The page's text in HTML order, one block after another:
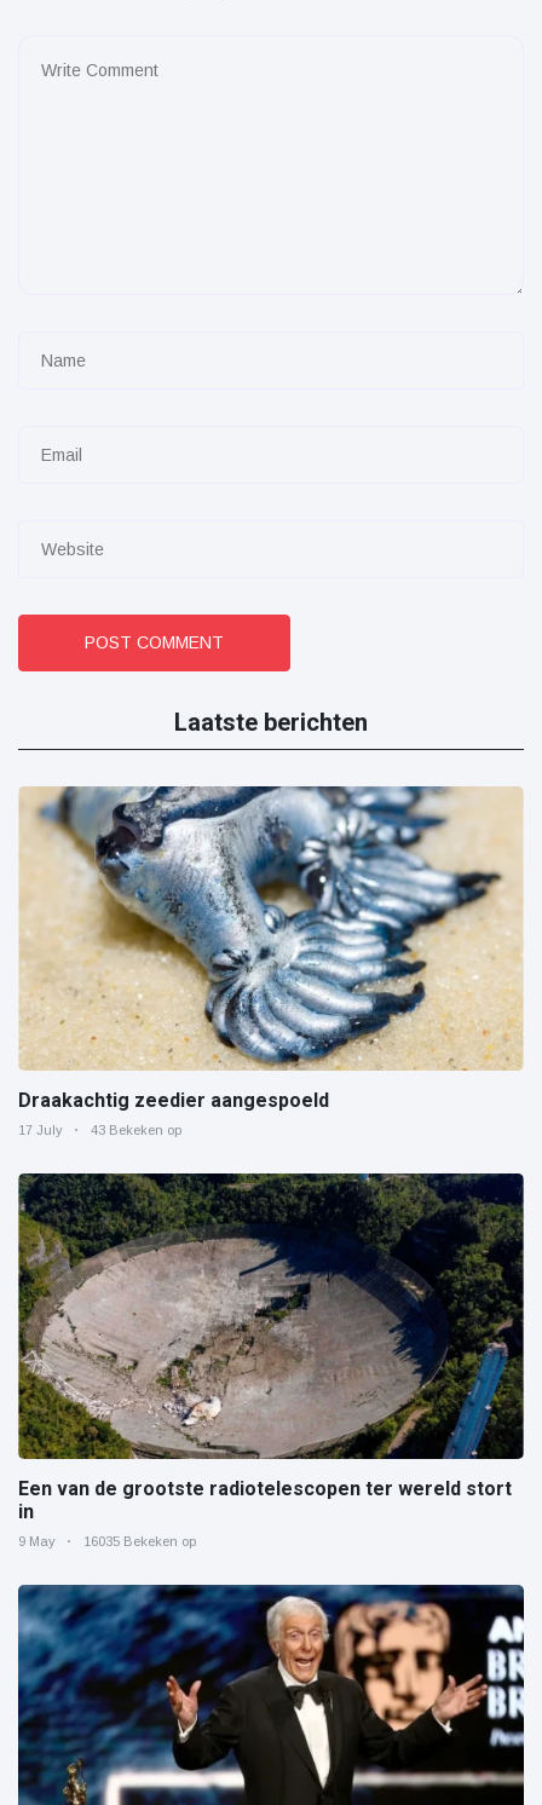
POST COMMENT
Laatste berichten
Draakachtig zeedier aangespoeld
17 July 43 Bekeken op
Een van de grootste radiotelescopen ter wereld stort
in
9 May 16035 Bekeken op